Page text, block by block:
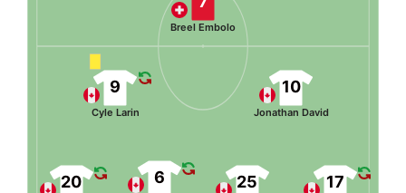
Breel Embolo
20 6 25 17
9
Cyle Larin
10
Jonathan David